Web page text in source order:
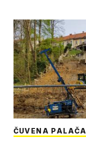
ČUVENA PALAČA